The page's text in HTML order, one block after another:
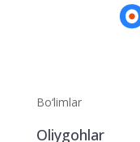
Bo‘limlar
Oliygohlar